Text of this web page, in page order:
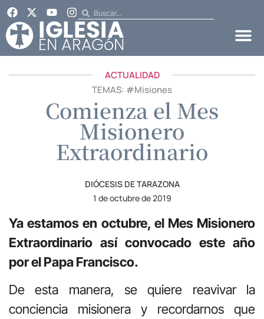
ACTUALIDAD
TEMAS: #Misiones
Comienza el Mes
Misionero
Extraordinario
DIÓCESIS DE TARAZONA
1 de octubre de 2019
Ya estamos en octubre, el Mes Misionero
Extraordinario así convocado este año
por el Papa Francisco.
De esta manera, se quiere reavivar la
conciencia misionera y recordarnos que